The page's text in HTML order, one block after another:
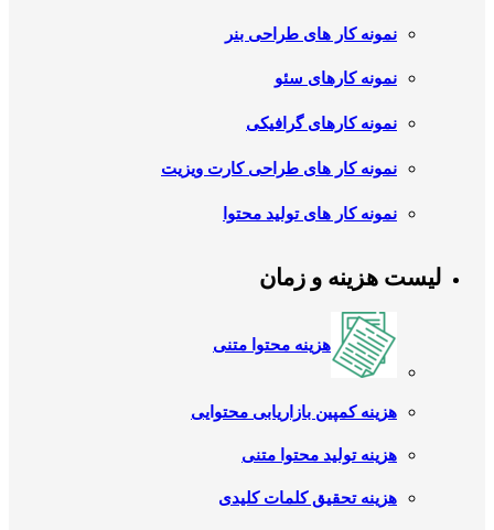
نمونه کار های طراحی بنر
نمونه کارهای سئو
نمونه کارهای گرافیکی
نمونه کار های طراحی کارت ویزیت
نمونه کار های تولید محتوا
لیست هزینه و زمان
هزینه محتوا متنی
هزینه کمپین بازاریابی محتوایی
هزینه تولید محتوا متنی
هزینه تحقیق کلمات کلیدی